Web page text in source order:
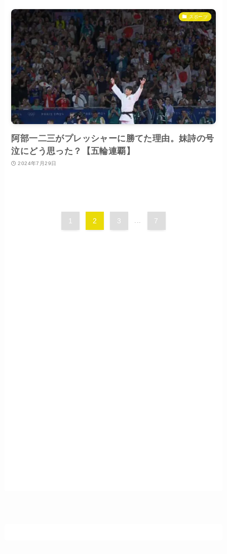
スポーツ
阿部一二三がプレッシャーに勝てた理由。妹詩の号
泣にどう思った？【五輪連覇】
2024年7月29日
1 2 3 ... 7